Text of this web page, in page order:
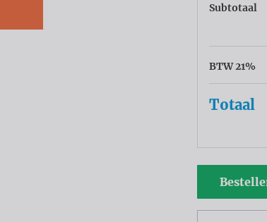
Subtotaal
BTW 21%
Totaal